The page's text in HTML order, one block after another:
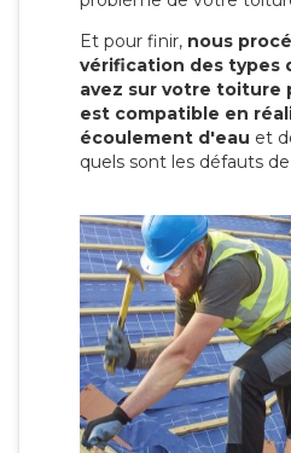
Et pour finir, nous
vérification des types
avez sur votre toiture
est compatible en
écoulement d'eau et
quels sont les défauts